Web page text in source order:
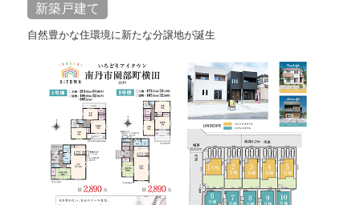
新築戸建て
自然豊かな住環境に新たな分譲地が誕生